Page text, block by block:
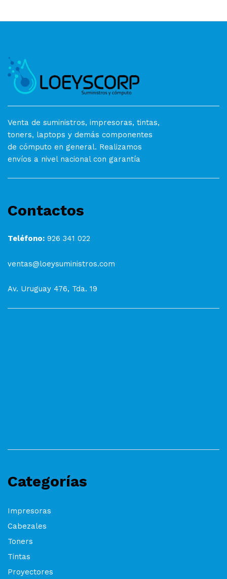
Venta de suministros, impresoras, tintas,
toners, laptops y demás componentes
de cómputo en general. Realizamos
envíos a nivel nacional con garantía
Contactos
Teléfono: 926 341 022
ventas@loeysuministros.com
Av. Uruguay 476, Tda. 19
Categorías
Impresoras
Cabezales
Toners
Tintas
Proyectores